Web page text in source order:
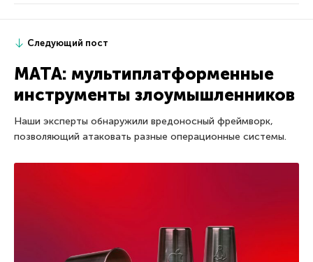
Следующий пост
MATA: мультиплатформенные
инструменты злоумышленников
Наши эксперты обнаружили вредоносный фреймворк,
позволяющий атаковать разные операционные системы.